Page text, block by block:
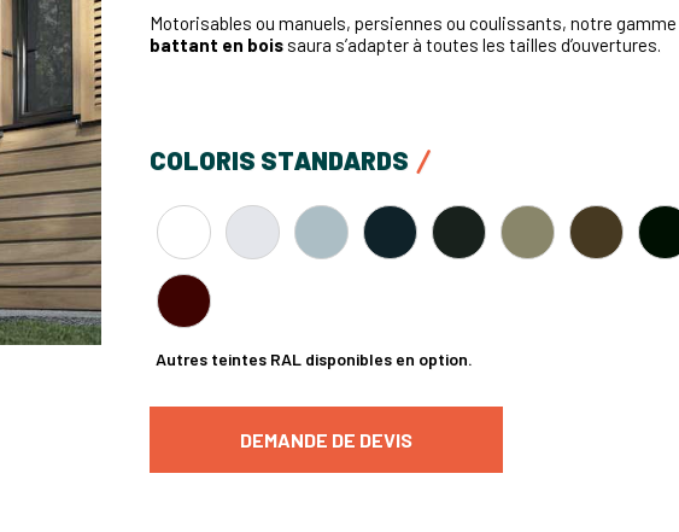
Motorisables ou manuels, persiennes ou coulissants, notre
battant en bois saura s’adapter à toutes les tailles d’ouvertures.
COLORIS STANDARDS
Autres teintes RAL disponibles en option.
DEMANDE DE DEVIS